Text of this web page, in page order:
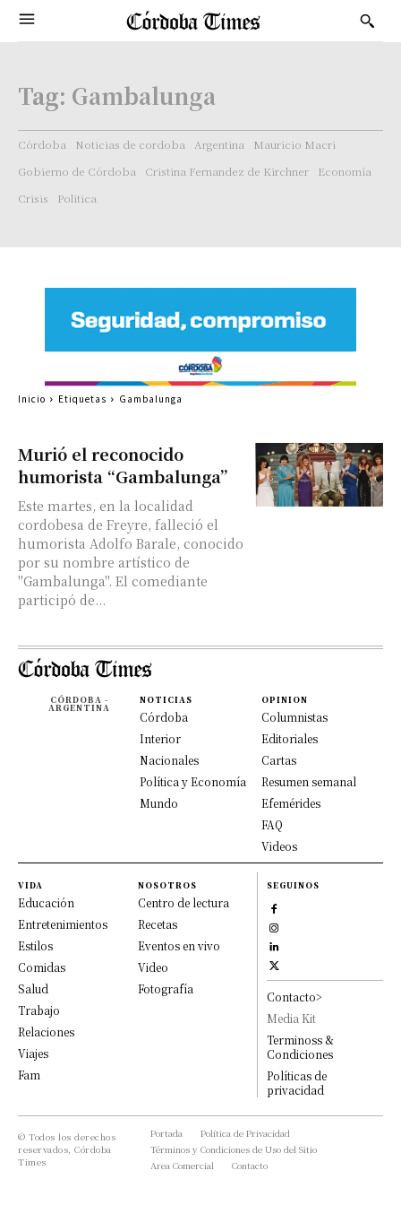
Tag: Gambalunga
Córdoba Noticias de cordoba Argentina
Mauricio Macri
Gobierno de Córdoba
Cristina Fernandez de Kirchner
Economía
Crisis
Politica
Murió el reconocido
humorista “Gambalunga”
Este martes, en la localidad
cordobesa de Freyre, falleció el
humorista Adolfo Barale, conocido
por su nombre artístico de
"Gambalunga". El comediante
participó de...
Inicio Etiquetas Gambalunga
CÓRDOBA -
ARGENTINA
NOTICIAS
Córdoba
Interior
Nacionales
Política y Economía
Mundo
OPINION
Columnistas
Editoriales
Cartas
Resumen semanal
Efemérides
FAQ
Videos
VIDA
Educación
Entretenimientos
Estilos
Comidas
Salud
Trabajo
Relaciones
Viajes
Fam
NOSOTROS
Centro de lectura
Recetas
Eventos en vivo
Video
Fotografía
SEGUINOS
Contacto>
Media Kit
Terminoss &
Condiciones
Políticas de
privacidad
© Todos los derechos
reservados, Córdoba
Times
Portada
Política de Privacidad
Términos y Condiciones de Uso del Sitio
Area Comercial
Contacto